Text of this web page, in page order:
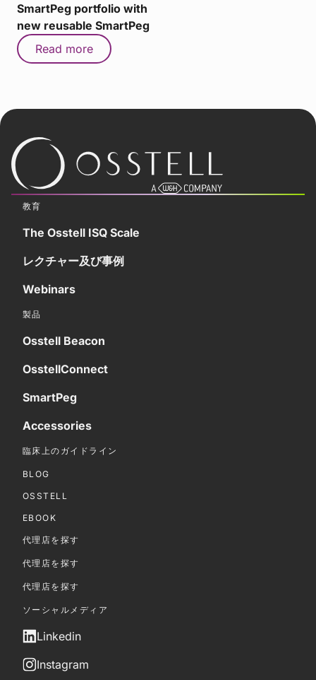
SmartPeg portfolio with
new reusable SmartPeg
Read more
教育
The Osstell ISQ Scale
レクチャー及び事例
Webinars
製品
Osstell Beacon
OsstellConnect
SmartPeg
Accessories
臨床上のガイドライン
BLOG
OSSTELL
EBOOK
代理店を探す
代理店を探す
代理店を探す
ソーシャルメディア
Linkedin
Instagram